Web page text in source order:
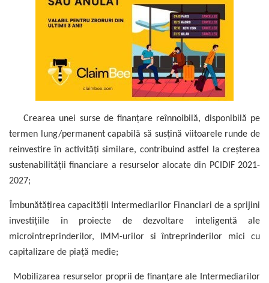
Crearea unei surse de finanțare reînnoibilă, disponibilă pe
termen lung/permanent capabilă să susțină viitoarele runde de
reinvestire în activităţi similare, contribuind astfel la creșterea
sustenabilității financiare a resurselor alocate din PCIDIF 2021-
2027;
Îmbunătățirea capacității Intermediarilor Financiari de a sprijini
investiţiile în proiecte de dezvoltare inteligentă ale
microîntreprinderilor, IMM-urilor si întreprinderilor mici cu
capitalizare de piaţă medie;
Mobilizarea resurselor proprii de finanțare ale Intermediarilor